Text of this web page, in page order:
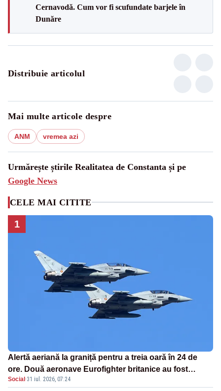
Cernavodă. Cum vor fi scufundate barjele în
Dunăre
Distribuie articolul
Mai multe articole despre
ANM vremea azi
Urmărește știrile Realitatea de Constanta și pe
Google News
CELE MAI CITITE
1
Alertă aeriană la graniță pentru a treia oară în 24 de
ore. Două aeronave Eurofighter britanice au fost
ridicate de la sol
Social ·31 iul. 2026, 07:24